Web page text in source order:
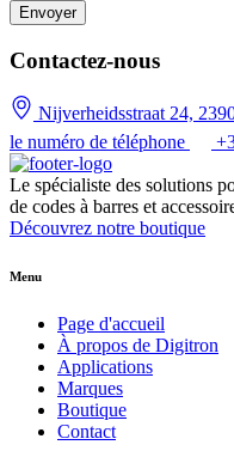
Contactez-nous
Nijverheidsstraat 24,
le numéro de téléphone
Le spécialiste des solutions
de codes à barres et
Découvrez notre boutique
Menu
Page d'accueil
À propos de Digitron
Applications
Marques
Boutique
Contact